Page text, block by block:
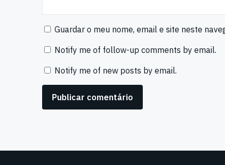
Guardar o meu nome, email e site neste
Notify me of follow-up comments by email.
Notify me of new posts by email.